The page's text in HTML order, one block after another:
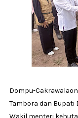
Dompu-
Tambora dan Bupati